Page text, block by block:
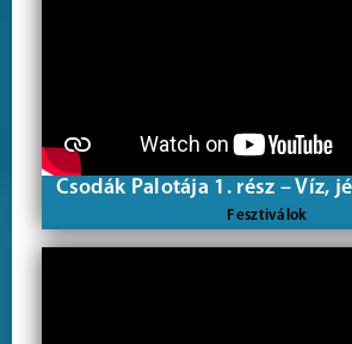
Csodák Palotája 1. rész – Víz,
Fesztiválok